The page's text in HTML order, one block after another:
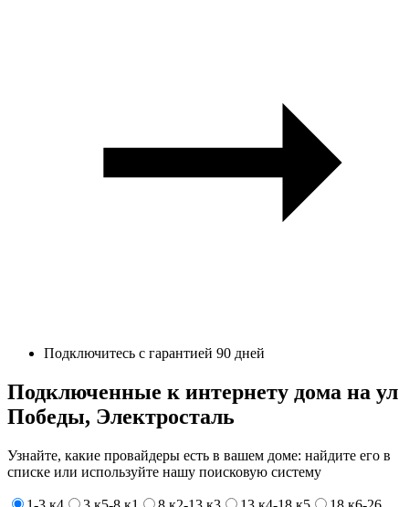
Подключитесь с гарантией 90 дней
Подключенные к интернету дома на ул
Победы, Электросталь
Узнайте, какие провайдеры есть в вашем доме: найдите его в
списке или используйте нашу поисковую систему